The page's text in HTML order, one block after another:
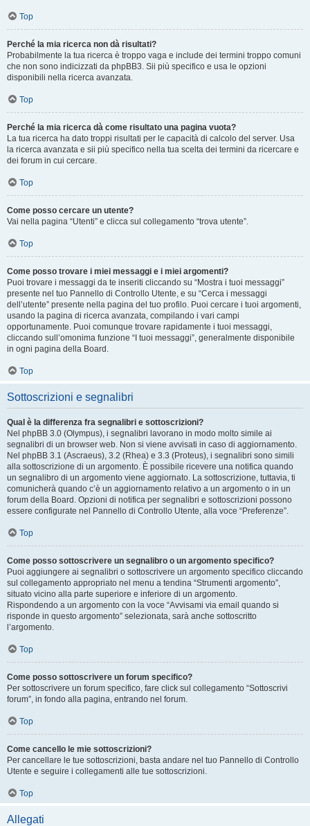
Top
Perché la mia ricerca non dà risultati?
Probabilmente la tua ricerca è troppo vaga e include dei termini troppo comuni
che non sono indicizzati da phpBB3. Sii più specifico e usa le opzioni
disponibili nella ricerca avanzata.
Top
Perché la mia ricerca dà come risultato una pagina vuota?
La tua ricerca ha dato troppi risultati per le capacità di calcolo del server. Usa
la ricerca avanzata e sii più specifico nella tua scelta dei termini da ricercare e
dei forum in cui cercare.
Top
Come posso cercare un utente?
Vai nella pagina “Utenti” e clicca sul collegamento “trova utente”.
Top
Come posso trovare i miei messaggi e i miei argomenti?
Puoi trovare i messaggi da te inseriti cliccando su “Mostra i tuoi messaggi”
presente nel tuo Pannello di Controllo Utente, e su “Cerca i messaggi
dell’utente” presente nella pagina del tuo profilo. Puoi cercare i tuoi argomenti,
usando la pagina di ricerca avanzata, compilando i vari campi
opportunamente. Puoi comunque trovare rapidamente i tuoi messaggi,
cliccando sull’omonima funzione “I tuoi messaggi”, generalmente disponibile
in ogni pagina della Board.
Top
Sottoscrizioni e segnalibri
Qual è la differenza fra segnalibri e sottoscrizioni?
Nel phpBB 3.0 (Olympus), i segnalibri lavorano in modo molto simile ai
segnalibri di un browser web. Non si viene avvisati in caso di aggiornamento.
Nel phpBB 3.1 (Ascraeus), 3.2 (Rhea) e 3.3 (Proteus), i segnalibri sono simili
alla sottoscrizione di un argomento. È possibile ricevere una notifica quando
un segnalibro di un argomento viene aggiornato. La sottoscrizione, tuttavia, ti
comunicherà quando c’è un aggiornamento relativo a un argomento o in un
forum della Board. Opzioni di notifica per segnalibri e sottoscrizioni possono
essere configurate nel Pannello di Controllo Utente, alla voce “Preferenze”.
Top
Come posso sottoscrivere un segnalibro o un argomento specifico?
Puoi aggiungere ai segnalibri o sottoscrivere un argomento specifico cliccando
sul collegamento appropriato nel menu a tendina “Strumenti argomento”,
situato vicino alla parte superiore e inferiore di un argomento.
Rispondendo a un argomento con la voce “Avvisami via email quando si
risponde in questo argomento” selezionata, sarà anche sottoscritto
l’argomento.
Top
Come posso sottoscrivere un forum specifico?
Per sottoscrivere un forum specifico, fare click sul collegamento “Sottoscrivi
forum”, in fondo alla pagina, entrando nel forum.
Top
Come cancello le mie sottoscrizioni?
Per cancellare le tue sottoscrizioni, basta andare nel tuo Pannello di Controllo
Utente e seguire i collegamenti alle tue sottoscrizioni.
Top
Allegati